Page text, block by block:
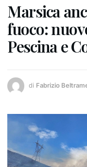
Marsica
fuoco:
Pescina e
di Fabrizio